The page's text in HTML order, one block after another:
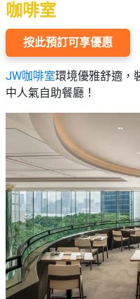
咖啡室
按此預訂可享優惠
JW咖啡室環境優雅舒適，
中人氣自助餐廳！